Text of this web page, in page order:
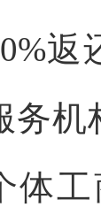
返
务机
体